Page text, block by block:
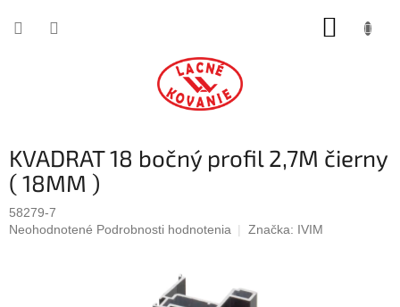
KVADRAT 18 bočný profil 2,7M čierny
( 18MM )
58279-7
Priemerné
Neohodnotené Podrobnosti hodnotenia Značka: IVIM